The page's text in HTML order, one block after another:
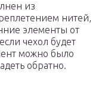
из
нитей,
элементы от
чехол будет
можно было
обратно.